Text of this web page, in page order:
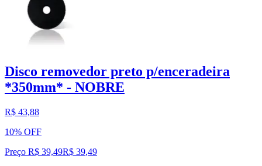
Disco removedor preto p/enceradeira
*350mm* - NOBRE
R$ 43,88
10% OFF
Preço R$ 39,49R$ 39,49